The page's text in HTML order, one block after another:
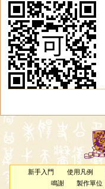
新手入門 使用凡例
鳴謝
製作單位